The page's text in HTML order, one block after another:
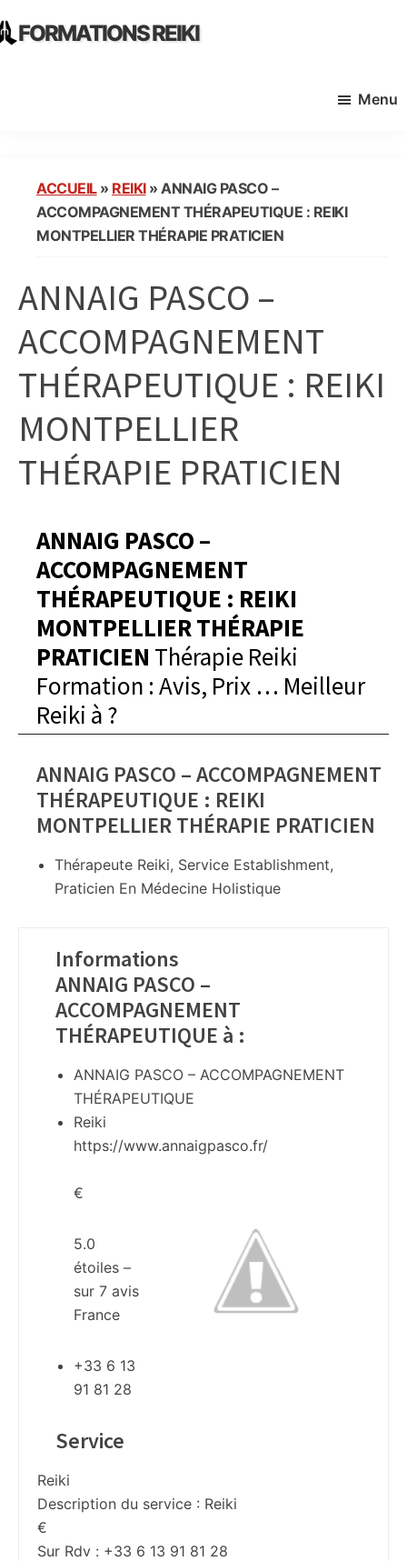
to
to FORMATIONS REIKI
France
Menu
ACCUEIL» REIKI» ANNAIG PASCO –
ACCOMPAGNEMENT THÉRAPEUTIQUE : REIKI
MONTPELLIER THÉRAPIE PRATICIEN
ANNAIG PASCO –
ACCOMPAGNEMENT
THÉRAPEUTIQUE : REIKI
MONTPELLIER
THÉRAPIE PRATICIEN
ANNAIG PASCO –
ACCOMPAGNEMENT
THÉRAPEUTIQUE : REIKI
MONTPELLIER THÉRAPIE
PRATICIEN Thérapie Reiki
Formation : Avis, Prix … Meilleur
Reiki à ?
ANNAIG PASCO – ACCOMPAGNEMENT
THÉRAPEUTIQUE : REIKI
MONTPELLIER THÉRAPIE PRATICIEN
Thérapeute Reiki, Service Establishment,
Praticien En Médecine Holistique
Informations
ANNAIG PASCO –
ACCOMPAGNEMENT
THÉRAPEUTIQUE à :
ANNAIG PASCO – ACCOMPAGNEMENT
THÉRAPEUTIQUE
Reiki
https://www.annaigpasco.fr/
€
5.0
étoiles –
sur 7 avis
France
+33 6 13
91 81 28
Service
Reiki
Description du service : Reiki
€
Sur Rdv : +33 6 13 91 81 28